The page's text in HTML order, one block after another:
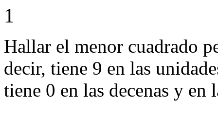
1
Hallar el menor cuadrado
decir, tiene 9 en las
tiene 0 en las decenas y en